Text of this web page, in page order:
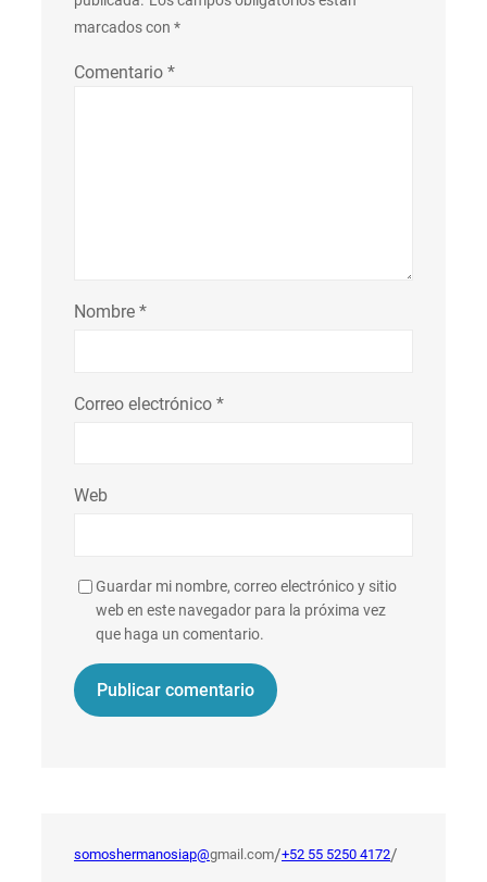
marcados con *
Comentario *
Nombre *
Correo electrónico *
Web
Guardar mi nombre, correo electrónico y sitio
web en este navegador para la próxima vez
que haga un comentario.
somoshermanosiap@gmail.com/+52 55 5250 4172/